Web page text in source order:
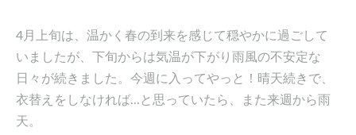
4月上旬は、温かく春の到来を感じて穏やかに過ごして
いましたが、下旬からは気温が下がり雨風の不安定な
日々が続きました。今週に入ってやっと！晴天続きで、
衣替えをしなければ…と思っていたら、また来週から雨
天。